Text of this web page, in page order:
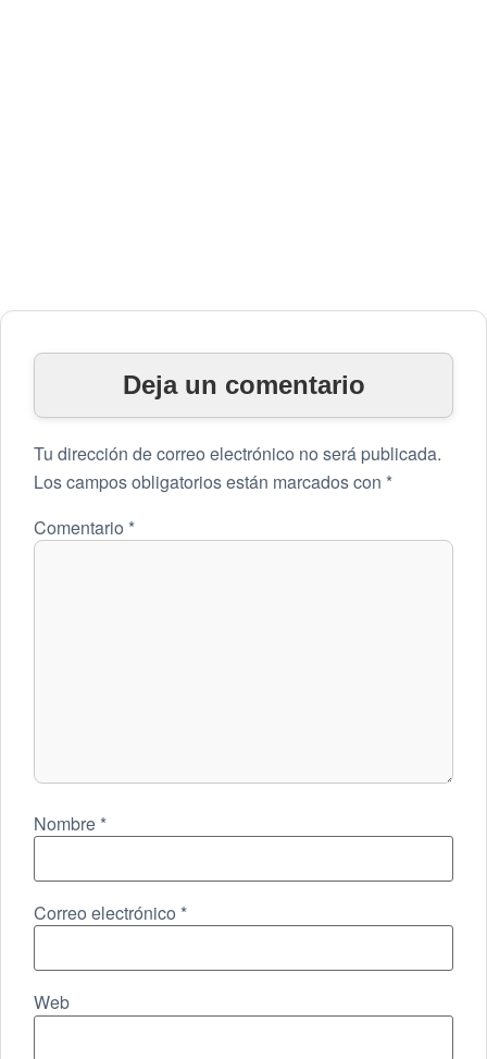
Deja un comentario
Tu dirección de correo electrónico no será publicada.
Los campos obligatorios están marcados con *
Comentario *
Nombre *
Correo electrónico *
Web